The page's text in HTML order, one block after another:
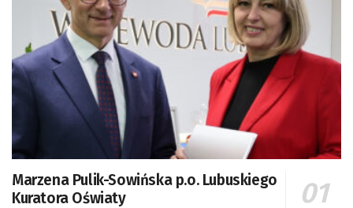
Marzena Pulik-Sowińska p.o. Lubuskiego
Kuratora Oświaty